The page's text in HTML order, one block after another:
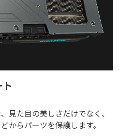
見た目の美しさだけでなく、
からパーツを保護します。